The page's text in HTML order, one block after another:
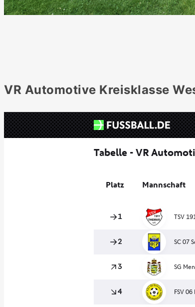
VR Automotive Kreisklasse